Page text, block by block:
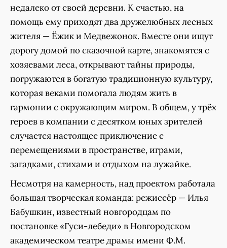
недалеко от своей деревни. К счастью, на
помощь ему приходят два дружелюбных лесных
жителя — Ёжик и Медвежонок. Вместе они ищут
дорогу домой по сказочной карте, знакомятся с
хозяевами леса, открывают тайны природы,
погружаются в богатую традиционную культуру,
которая веками помогала людям жить в
гармонии с окружающим миром. В общем, у трёх
героев в компании с десятком юных зрителей
случается настоящее приключение с
перемещениями в пространстве, играми,
загадками, стихами и отдыхом на лужайке.
Несмотря на камерность, над проектом работала
большая творческая команда: режиссёр — Илья
Бабушкин, известный новгородцам по
постановке «Гуси-лебеди» в Новгородском
академическом театре драмы имени Ф.М.